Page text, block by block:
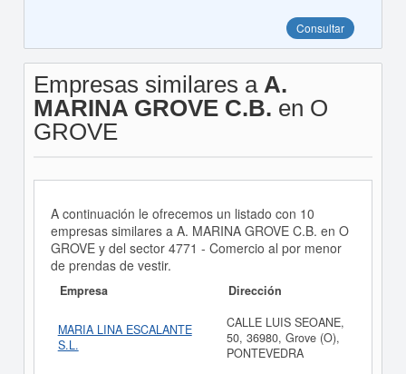
Consultar
Empresas similares a A.
MARINA GROVE C.B. en O
GROVE
A continuación le ofrecemos un listado con 10
empresas similares a A. MARINA GROVE C.B. en O
GROVE y del sector 4771 - Comercio al por menor
de prendas de vestir.
Empresa Dirección
MARIA LINA ESCALANTE
S.L.
CALLE LUIS SEOANE,
50, 36980, Grove (O),
PONTEVEDRA